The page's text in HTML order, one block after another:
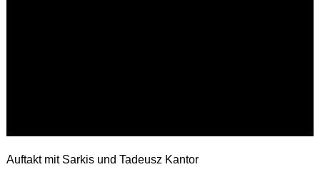
Auftakt mit Sarkis und Tadeusz Kantor